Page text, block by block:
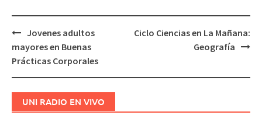
Navegación
de
Jovenes adultos
mayores en Buenas
Prácticas Corporales
Ciclo Ciencias en La Mañana:
Geografía
UNI RADIO EN VIVO